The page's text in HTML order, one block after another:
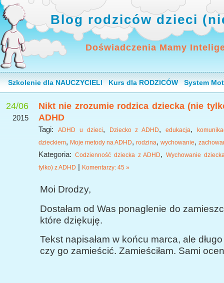
Blog rodziców dzieci
Doświadczenia Mamy
Szkolenie dla NAUCZYCIELI Kurs dla RODZICÓW System
24/06
2015
Nikt nie zrozumie rodzica dziecka (nie
ADHD
Tagi: ADHD u dzieci, Dziecko z ADHD,edukacja,
dzieckiem, Moje metody na ADHD, rodzina, wychowanie,
Kategoria: Codzienność dziecka z ADHD,Wychowanie
tylko) z ADHD | Komentarzy: 45 »
Moi Drodzy,
Dostałam od Was ponaglenie do
które dziękuję.
Tekst napisałam w końcu marca, ale
czy go zamieścić. Zamieściłam. Sami